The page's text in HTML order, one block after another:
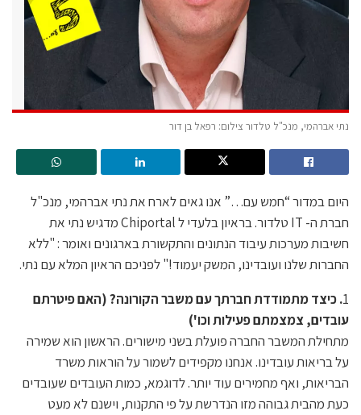
נתי אברהמי, מנכ"ל טלדור צילום: רפאל בן דור
היום במדור “חמש עם…” אנו גאים לארח את נתי אברהמי, מנכ"ל
חברת ה- IT טלדור. בראיון בלעדי ל Chiportal מדגיש נתי את
חשיבות מערכות עיבוד הנתונים והתקשורת בארגונים ואומר : "ללא
החברות שלנו ועובדינו, המשק יעמוד!" לפניכם הראיון המלא עם נתי.
1. כיצד מתמודדת חברתך עם משבר הקורונה? (האם פיטרתם
עובדים, צמצמתם פעילות וכו')
מתחילת המשבר החברה פועלת בשני מישורים. הראשון הוא שמירה
על בריאות עובדינו. אנחנו מקפידים לשמור על הוראות משרד
הבריאות, ואף מחמירים עוד יותר. לדוגמא, כמות העובדים שעובדים
כעת מהבית גבוהה מזו הנדרשת על פי התקנות, וישנם לא מעט